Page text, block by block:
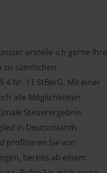
erstelle ich gerne Ihre
zu sämtlichen
4 Nr. 11 StBerG. Mit einer
alle Möglichkeiten
Steuerergebnis
in Deutschlands
profitieren Sie von
bereits ab einem